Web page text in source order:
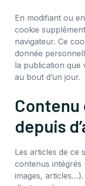
En modifiant ou
cookie
navigateur. Ce
donnée
la publication que
au bout d’un jour.
Contenu
depuis
Les articles de ce
contenus intégrés
images,